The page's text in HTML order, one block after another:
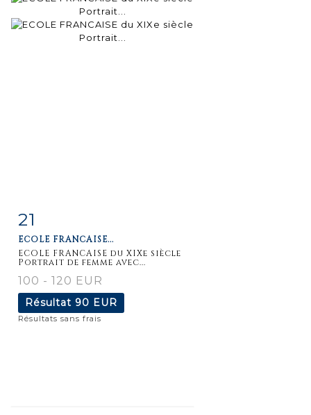
détaillée
21
ECOLE FRANCAISE...
ECOLE FRANCAISE du XIXe siècle
Portrait de femme avec...
100 - 120 EUR
Résultat 90 EUR
Résultats sans frais